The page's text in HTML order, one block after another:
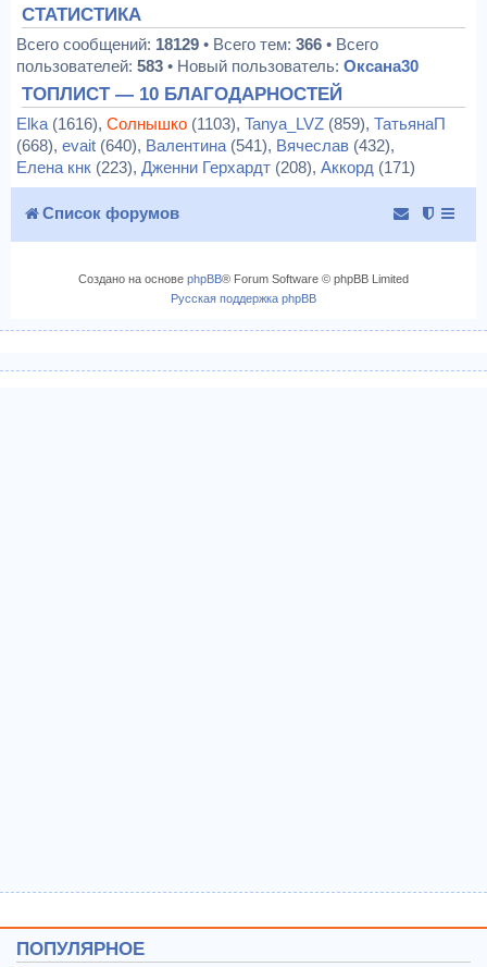
СТАТИСТИКА
Всего сообщений: 18129 • Всего тем: 366 • Всего
пользователей: 583 • Новый пользователь: Оксана30
ТОПЛИСТ — 10 БЛАГОДАРНОСТЕЙ
Elka (1616), Солнышко (1103), Tanya_LVZ (859), ТатьянаП
(668), evait (640), Валентина (541), Вячеслав (432),
Елена кнк (223), Дженни Герхардт (208), Аккорд (171)
Список форумов
Создано на основе phpBB® Forum Software © phpBB Limited
Русская поддержка phpBB
ПОПУЛЯРНОЕ